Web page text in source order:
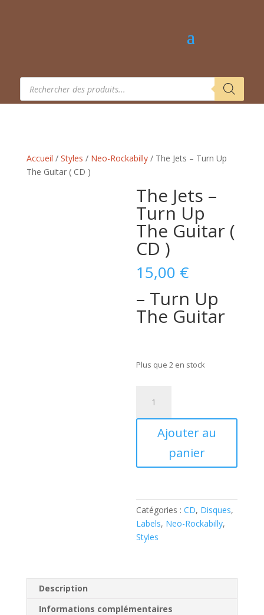
Recherche
produits
Accueil / Styles / Neo-Rockabilly/ The Jets – Turn Up
The Guitar ( CD )
The Jets –
Turn Up
The Guitar (
CD )
15,00 €
– Turn Up
The Guitar
Plus que 2 en stock
The
Guitar
(
CD
)
Ajouter au
panier
Catégories :CD, Disques,
Labels, Neo-Rockabilly,
Styles
Description
Informations complémentaires